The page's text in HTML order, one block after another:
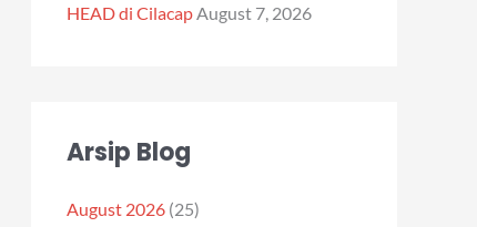
HEAD di CilacapAugust 7, 2026
Arsip Blog
August 2026 (25)